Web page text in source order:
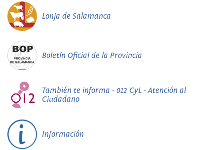
Lonja de Salamanca
Boletín Oficial de la Provincia
También te informa - 012 CyL - Atención al
Ciudadano
Información